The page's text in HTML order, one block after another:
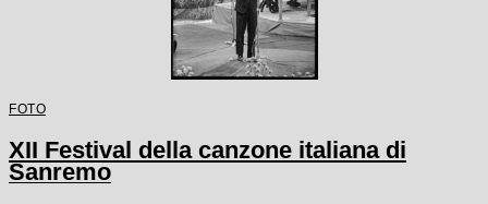
FOTO
XII Festival della canzone italiana di
Sanremo